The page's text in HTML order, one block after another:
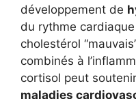
développement de
du rythme
cholestérol
combinés à
cortisol peut
maladies